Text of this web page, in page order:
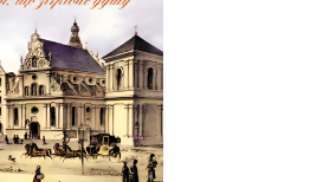
(1015)
та посібники (527)
словники (55)
(1)